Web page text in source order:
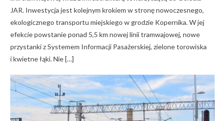
JAR. Inwestycja jest kolejnym krokiem w stronę nowoczesnego,
ekologicznego transportu miejskiego w grodzie Kopernika. W jej
efekcie powstanie ponad 5,5 km nowej linii tramwajowej, nowe
przystanki z Systemem Informacji Pasażerskiej, zielone torowiska
i kwietne łąki. Nie […]